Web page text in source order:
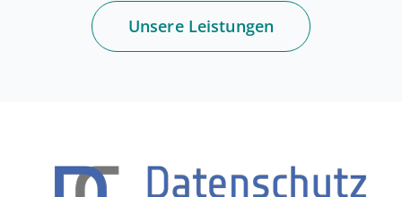
Unsere Leis­tun­gen